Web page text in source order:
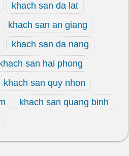
khach san da lat
khach san an giang
khach san da nang
khach san hai phong
khach san quy nhon
khach san quang binh